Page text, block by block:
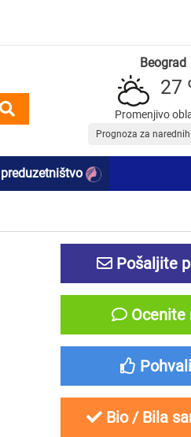
Beograd
27
Promenjivo
Prognoza za
Pošaljite
Ocenite
Bio / Bila